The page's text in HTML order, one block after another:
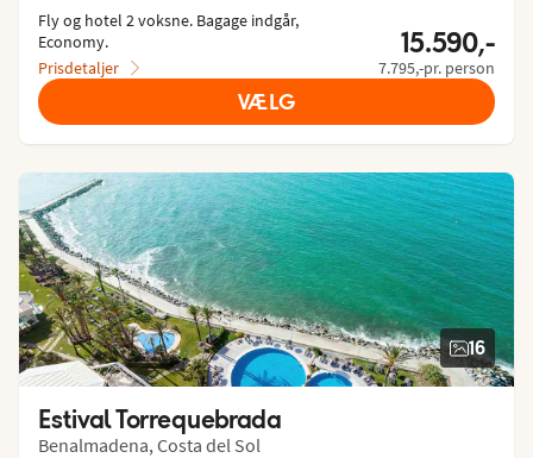
Fly og hotel 2 voksne. Bagage indgår,
Economy.
Prisdetaljer
15.590,-
7.795,-pr. person
VÆLG
16
Estival Torrequebrada
Benalmadena, Costa del Sol